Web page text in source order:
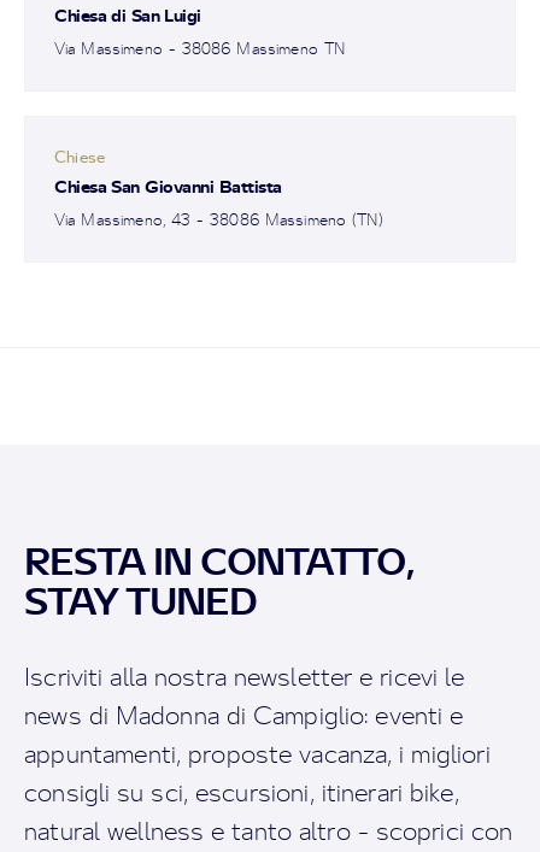
Chiesa di San Luigi
Via Massimeno - 38086 Massimeno TN
Chiese
Chiesa San Giovanni Battista
Via Massimeno, 43 - 38086 Massimeno (TN)
RESTA IN CONTATTO,
STAY TUNED
Iscriviti alla nostra newsletter e ricevi le
news di Madonna di Campiglio: eventi e
appuntamenti, proposte vacanza, i migliori
consigli su sci, escursioni, itinerari bike,
natural wellness e tanto altro - scoprici con